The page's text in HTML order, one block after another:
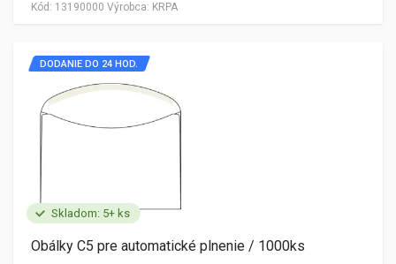
Kód: 13190000 Výrobca: KRPA
Skladom: 5+ ks
DODANIE DO 24 HOD.
Obálky C5 pre automatické plnenie / 1000ks